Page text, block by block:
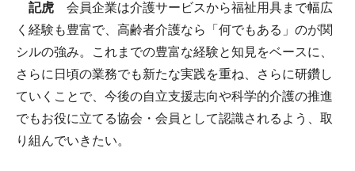
記虎 会員企業は介護サービスから福祉用具まで幅広
く経験も豊富で、高齢者介護なら「何でもある」のが関
シルの強み。これまでの豊富な経験と知見をベースに、
さらに日頃の業務でも新たな実践を重ね、さらに研鑽し
ていくことで、今後の自立支援志向や科学的介護の推進
でもお役に立てる協会・会員として認識されるよう、取
り組んでいきたい。